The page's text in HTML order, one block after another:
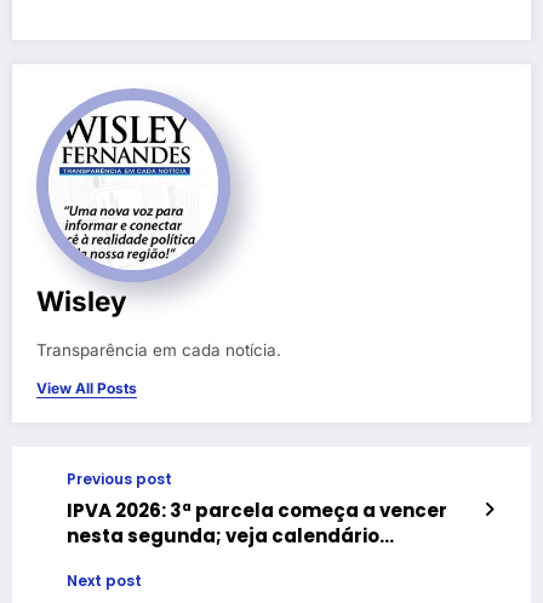
Wisley
Transparência em cada notícia.
View All Posts
Previous post
IPVA 2026: 3ª parcela começa a vencer
nesta segunda; veja calendário
Next post